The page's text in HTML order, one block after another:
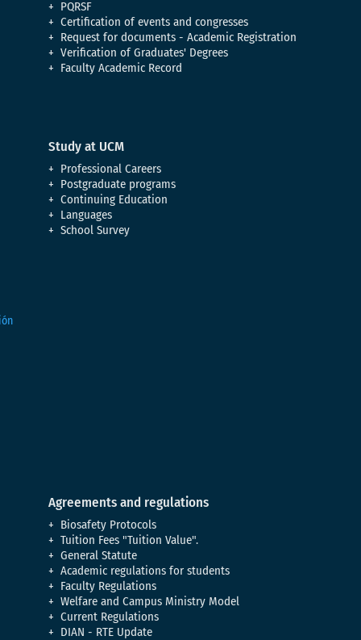
PQRSF
Certification of events and congresses
Request for documents - Academic Registration
Verification of Graduates' Degrees
Faculty Academic Record
Study at UCM
Professional Careers
Postgraduate programs
Continuing Education
Languages
School Survey
Agreements and regulations
Biosafety Protocols
Tuition Fees "Tuition Value".
General Statute
Academic regulations for students
Faculty Regulations
Welfare and Campus Ministry Model
Current Regulations
DIAN - RTE Update